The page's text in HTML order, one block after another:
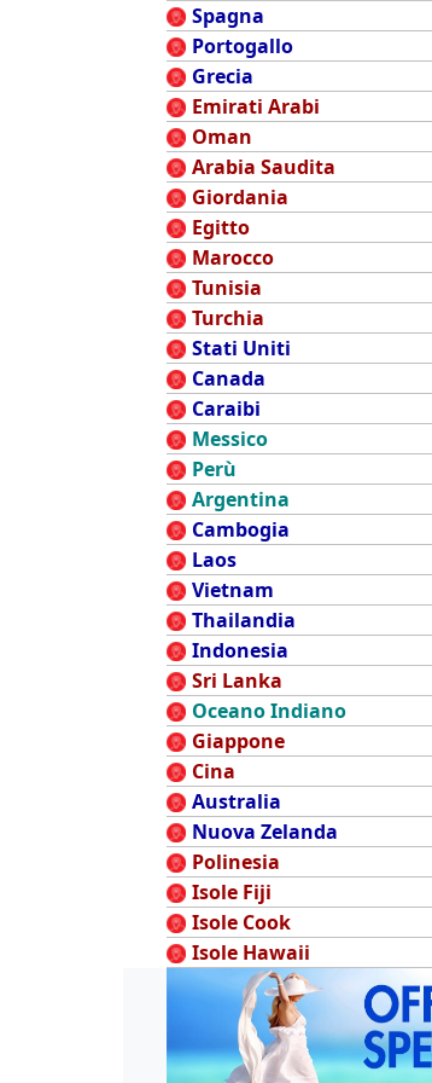
Spagna
Portogallo
Grecia
Emirati Arabi
Oman
Arabia Saudita
Giordania
Egitto
Marocco
Tunisia
Turchia
Stati Uniti
Canada
Caraibi
Messico
Perù
Argentina
Cambogia
Laos
Vietnam
Thailandia
Indonesia
Sri Lanka
Oceano Indiano
Giappone
Cina
Australia
Nuova Zelanda
Polinesia
Isole Fiji
Isole Cook
Isole Hawaii